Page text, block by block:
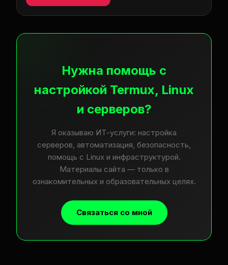
Нужна помощь с
настройкой Termux, Linux
и серверов?
Я оказываю ИТ-услуги: настройка
серверов, автоматизация, безопасность,
помощь с Linux и инфраструктурой.
Материалы сайта — только в
ознакомительных и образовательных целях.
Связаться со мной